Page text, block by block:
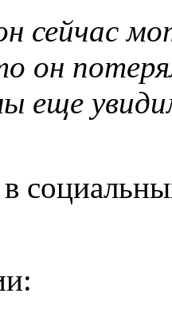
сейчас
он
еще